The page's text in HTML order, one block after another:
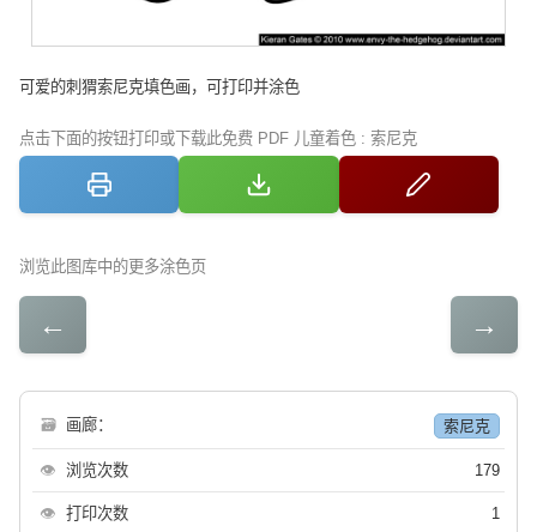
可爱的刺猬索尼克填色画，可打印并涂色
点击下面的按钮打印或下载此免费 PDF 儿童着色 : 索尼克
浏览此图库中的更多涂色页
← →
🗃 画廊： 索尼克
👁 浏览次数 179
👁 打印次数 1